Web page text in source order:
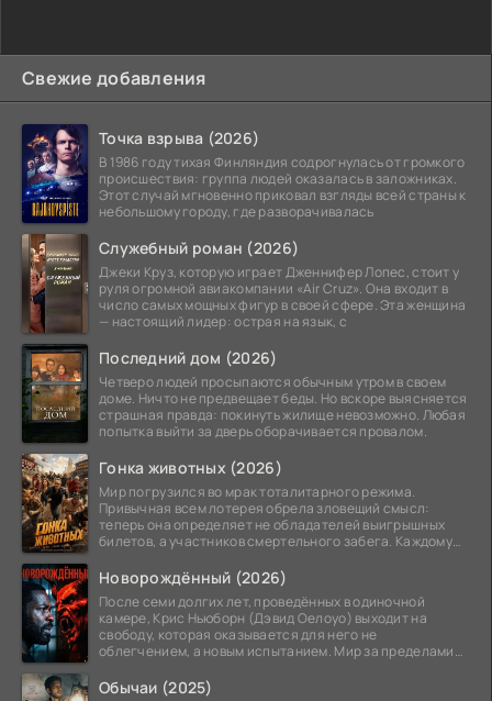
Свежие добавления
Точка взрыва (2026)
В 1986 году тихая Финляндия содрогнулась от громкого
происшествия: группа людей оказалась в заложниках.
Этот случай мгновенно приковал взгляды всей страны к
небольшому городу, где разворачивалась
Служебный роман (2026)
Джеки Круз, которую играет Дженнифер Лопес, стоит у
руля огромной авиакомпании «Air Cruz». Она входит в
число самых мощных фигур в своей сфере. Эта женщина
— настоящий лидер: острая на язык, с
Последний дом (2026)
Четверо людей просыпаются обычным утром в своем
доме. Ничто не предвещает беды. Но вскоре выясняется
страшная правда: покинуть жилище невозможно. Любая
попытка выйти за дверь оборачивается провалом.
Гонка животных (2026)
Мир погрузился во мрак тоталитарного режима.
Привычная всем лотерея обрела зловещий смысл:
теперь она определяет не обладателей выигрышных
билетов, а участников смертельного забега. Каждому
Новорождённый (2026)
После семи долгих лет, проведённых в одиночной
камере, Крис Ньюборн (Дэвид Оелоуо) выходит на
свободу, которая оказывается для него не
облегчением, а новым испытанием. Мир за пределами
Обычаи (2025)